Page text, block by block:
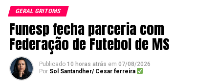
GERAL GRITOMS
Funesp fecha parceria com
Federação de Futebol de MS
Publicado 10 horas atrás em 07/08/2026
Por Sol Santandher/ Cesar ferreira